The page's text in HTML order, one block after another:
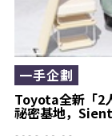
Toyota全新「2
祕密基地，
一手企劃